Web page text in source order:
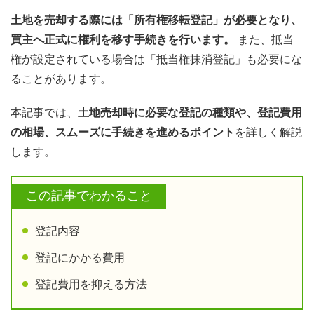
土地を売却する際には「所有権移転登記」が必要となり、
買主へ正式に権利を移す手続きを行います。
また、抵当
権が設定されている場合は「抵当権抹消登記」も必要にな
ることがあります。
本記事では、 土地売却時に必要な登記の種類や、登記費用
の相場、スムーズに手続きを進めるポイント を詳しく解説
します。
この記事でわかること
登記内容
登記にかかる費用
登記費用を抑える方法